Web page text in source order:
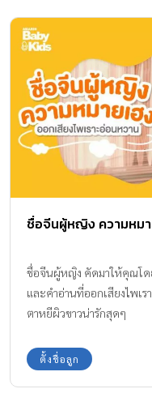
ชื่อจีนผู้หญิง ความหมา
ชื่อจีนผู้หญิง คัดมาให้คุณโด
และคำอ่านที่ออกเสียงไพเ
ตาหยีผิวขาวน่ารักสุดๆ
ตั้งชื่อลูก